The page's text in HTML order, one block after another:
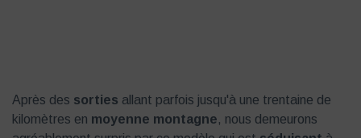
Après des sorties allant parfois jusqu'à une trentaine de
kilomètres en moyenne montagne, nous demeurons